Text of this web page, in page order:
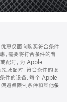
惠仅面向购买符合条件
，需要将符合条件的音
配对。为 Apple
或配对。符合条件的设
件的设备，每个 Apple
须遵循限制条件和其他条